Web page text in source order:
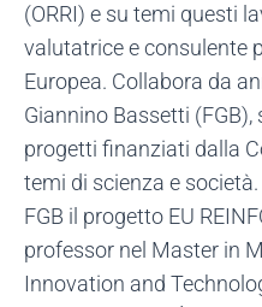
(ORRI) e su temi questi
valutatrice e consulente
Europea. Collabora da
Giannino Bassetti
progetti finanziati dalla
temi di scienza e
FGB il progetto EU
professor nel Master in
Innovation and